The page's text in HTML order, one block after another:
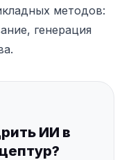
методов:
генерация
ИИ в